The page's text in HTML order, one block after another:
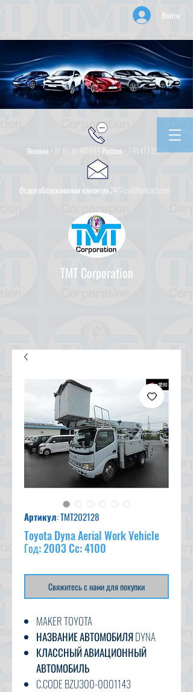
Войти
Япония + 81 8030 441649 Россия + 7 9147 130001
Отдел обслуживания клиентов 24/7 csd@tmtcarz.com
TMT Corporation
Артикул: TMT202128
Toyota Dyna Aerial Work Vehicle
Год: 2003 Cc: 4100
Свяжитесь с нами для покупки
MAKER TOYOTA
НАЗВАНИЕ АВТОМОБИЛЯ DYNA
КЛАССНЫЙ АВИАЦИОННЫЙ
АВТОМОБИЛЬ
C.CODE BZU300-0001143